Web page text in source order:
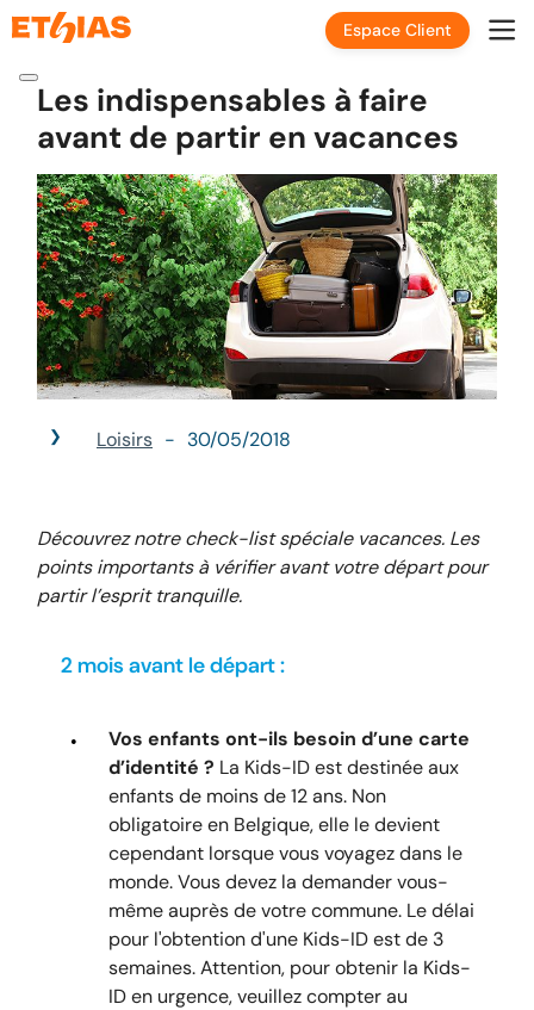
Espace Client
Les indispensables à faire
avant de partir en vacances
Loisirs 30/05/2018
Découvrez notre check-list spéciale vacances. Les
points importants à vérifier avant votre départ pour
partir l’esprit tranquille.
2 mois avant le départ :
Vos enfants ont-ils besoin d’une carte
d’identité ? La Kids-ID est destinée aux
enfants de moins de 12 ans. Non
obligatoire en Belgique, elle le devient
cependant lorsque vous voyagez dans le
monde. Vous devez la demander vous-
même auprès de votre commune. Le délai
pour l'obtention d'une Kids-ID est de 3
semaines. Attention, pour obtenir la Kids-
ID en urgence, veuillez compter au